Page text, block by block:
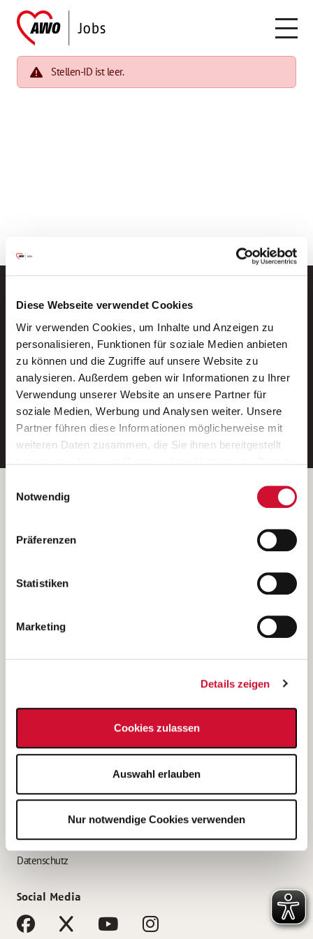
Diese Webseite verwendet Cookies
Wir verwenden Cookies, um Inhalte und Anzeigen zu
personalisieren, Funktionen für soziale Medien anbieten
zu können und die Zugriffe auf unsere Website zu
analysieren. Außerdem geben wir Informationen zu Ihrer
Verwendung unserer Website an unsere Partner für
soziale Medien, Werbung und Analysen weiter. Unsere
Partner führen diese Informationen möglicherweise mit
weiteren Daten zusammen, die Sie ihnen bereitgestellt
Wenn Sie auf „Cookies zulassen“ klicken, so stimmen
Sie der Speicherung sämtlicher Cookies zu. Sie können
Ihre Einwilligung selbstverständlich jederzeit widerrufen,
indem Sie die Cookie-Einstellungen aufrufen und diese
unsererDatenschutzerklärung
Notwendig
Präferenzen
Statistiken
Marketing
Details zeigen
Cookies zulassen
Auswahl erlauben
Nur notwendige Cookies verwenden
Stellen-ID ist leer.
Neue Stellen per E-Mail.
Ein kostenloser Service von AWO
Jobs.
E-Mail-Adresse eintragen
Betreiber der Webseite
Kantstraße 45a
(Ein Tochterunternehmen des AWO Bezirksverbandes Unterfranken
e.V.)
Bewerbung als Altenpflegehelfer*in
Bewerbung als Erzieher*in
AWO Gliederungen nach Bundesland
Impressum
Datenschutz
Social Media